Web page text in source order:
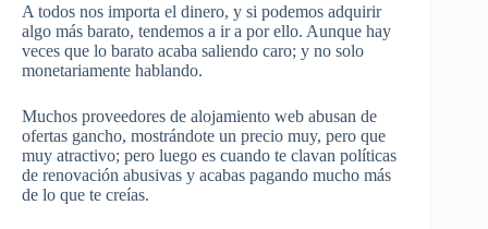
A todos nos importa el dinero, y si podemos adquirir
algo más barato, tendemos a ir a por ello. Aunque hay
veces que lo barato acaba saliendo caro; y no solo
monetariamente hablando.
Muchos proveedores de alojamiento web abusan de
ofertas gancho, mostrándote un precio muy, pero que
muy atractivo; pero luego es cuando te clavan políticas
de renovación abusivas y acabas pagando mucho más
de lo que te creías.